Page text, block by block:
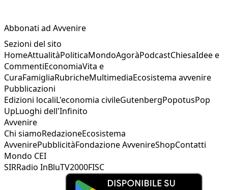
Abbonati ad Avvenire
Sezioni del sito
HomeAttualitàPoliticaMondoAgoràPodcastChiesaIdee e
CommentiEconomiaVita e
CuraFamigliaRubricheMultimediaEcosistema avvenire
Pubblicazioni
Edizioni localiL'economia civileGutenbergPopotusPop
UpLuoghi dell'Infinito
Avvenire
Chi siamoRedazioneEcosistema
AvvenirePubblicitàFondazione AvvenireShopContatti
Mondo CEI
SIRRadio InBluTV2000FISC